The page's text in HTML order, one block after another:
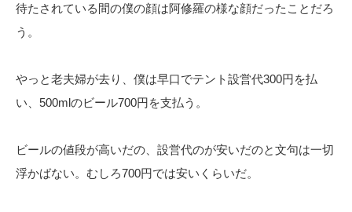
待たされている間の僕の顔は阿修羅の様な顔だったことだろ
う。
やっと老夫婦が去り、僕は早口でテント設営代300円を払
い、500mlのビール700円を支払う。
ビールの値段が高いだの、設営代のが安いだのと文句は一切
浮かばない。むしろ700円では安いくらいだ。